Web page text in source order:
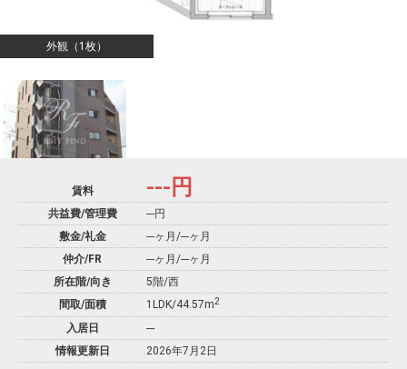
外観（1枚）
賃料 --- 円
共益費/管理費
---円
敷金/礼金
---ヶ月 /---ヶ月
仲介/FR
---ヶ月 /---ヶ月
所在階/向き
5階/西
間取/面積
1LDK/44.57m2
入居日
---
情報更新日
2026年7月2日